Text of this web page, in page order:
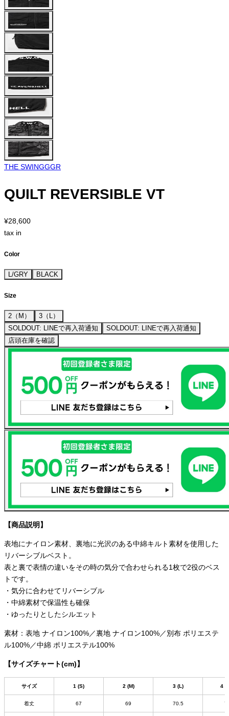
THE SWINGGGR
QUILT REVERSIBLE VT
¥28,600
tax in
Color
L/GRY BLACK
Size
2（M）
3（L）
SOLDOUT: LINEで再入荷通知
SOLDOUT: LINEで再入荷通知
店頭在庫を確認
【商品説明】
表地にナイロン素材、裏地に光沢のある中綿キルト素材を使用した
リバーシブルベスト。
表と裏で表情の違いをその時の気分で合わせられる1枚で2役のベス
トです。
・気分に合わせてリバーシブル
・中綿素材で保温性も確保
・ゆったりとしたシルエット
素材：表地 ナイロン100%／裏地 ナイロン100%／別布 ポリエステ
ル100%／中綿 ポリエステル100%
【サイズチャート(cm)】
サイズ 1 (S) 2 (M) 3 (L) 4
着丈 67 69 70.5